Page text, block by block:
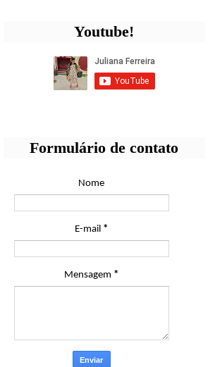
Youtube!
Formulário de contato
Nome
E-mail *
Mensagem *